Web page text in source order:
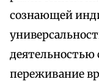
сознающей
переживание